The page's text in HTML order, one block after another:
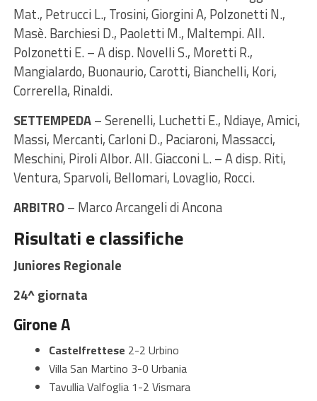
Mat., Petrucci L., Trosini, Giorgini A, Polzonetti N.,
Masè. Barchiesi D., Paoletti M., Maltempi. All.
Polzonetti E. – A disp. Novelli S., Moretti R.,
Mangialardo, Buonaurio, Carotti, Bianchelli, Kori,
Correrella, Rinaldi.
SETTEMPEDA– Serenelli, Luchetti E., Ndiaye, Amici,
Massi, Mercanti, Carloni D., Paciaroni, Massacci,
Meschini, Piroli Albor. All. Giacconi L. – A disp. Riti,
Ventura, Sparvoli, Bellomari, Lovaglio, Rocci.
ARBITRO– Marco Arcangeli di Ancona
Risultati e classifiche
Juniores Regionale
24^ giornata
Girone A
Castelfrettese 2-2 Urbino
Villa San Martino 3-0 Urbania
Tavullia Valfoglia 1-2 Vismara